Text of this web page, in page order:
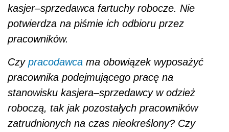
kasjer–sprzedawca fartuchy robocze. Nie
potwierdza na piśmie ich odbioru przez
pracowników.
Czy pracodawca ma obowiązek wyposażyć
pracownika podejmującego pracę na
stanowisku kasjera–sprzedawcy w odzież
roboczą, tak jak pozostałych pracowników
zatrudnionych na czas nieokreślony? Czy